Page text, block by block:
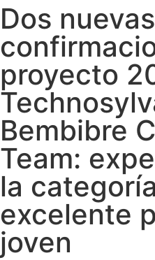
Dos nuevas
proyecto
Bembibre
Team:
la
excelente
joven